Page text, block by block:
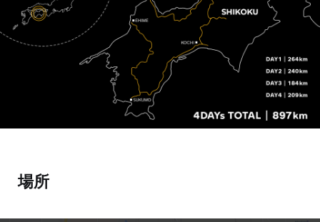
場所